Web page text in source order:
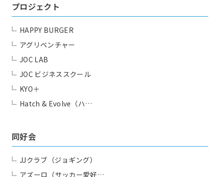
プロジェクト
HAPPY BURGER
アグリベンチャー
JOC LAB
JOC ビジネススクール
KYO＋
Hatch & Evolve（ハ…
同好会
JJクラブ（ジョギング）
アズーロ（サッカー愛好…